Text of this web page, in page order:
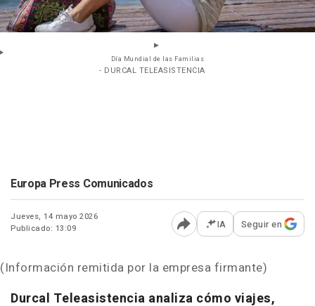
Día Mundial de las Familias
- DURCAL TELEASISTENCIA
Europa Press Comunicados
Jueves, 14 mayo 2026
Publicado: 13:09
Abrir opciones para
IA Seguir en
(Información remitida por la empresa firmante)
Durcal Teleasistencia analiza cómo viajes,